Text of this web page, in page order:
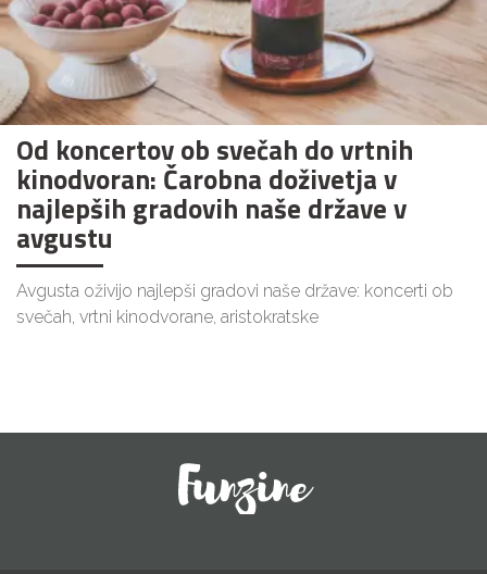
Od koncertov ob svečah do vrtnih
kinodvoran: Čarobna doživetja v
najlepših gradovih naše države v
avgustu
Avgusta oživijo najlepši gradovi naše države: koncerti ob
svečah, vrtni kinodvorane, aristokratske